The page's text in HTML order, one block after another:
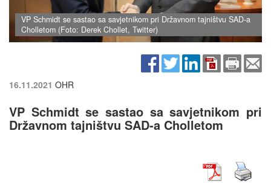
VP Schmidt se sastao sa savjetnikom pri Državnom tajništvu SAD-a
Cholletom (Foto: Derek Chollet, Twitter)
16.11.2021 OHR
VP Schmidt se sastao sa savjetnikom pri
Državnom tajništvu SAD-a Cholletom